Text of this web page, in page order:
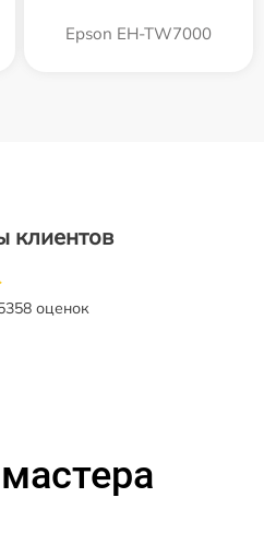
Epson EH-TW7000
клиентов
оценок